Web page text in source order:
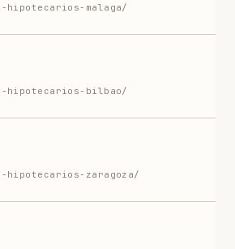
hipotecarios-malaga/
hipotecarios-bilbao/
hipotecarios-zaragoza/